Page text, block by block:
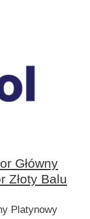
Główny
Złoty Balu
Platynowy